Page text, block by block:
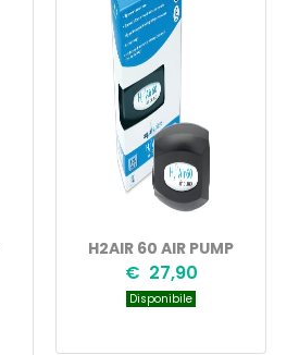
H2AIR 60 AIR PUMP
€ 27,90
Disponibile